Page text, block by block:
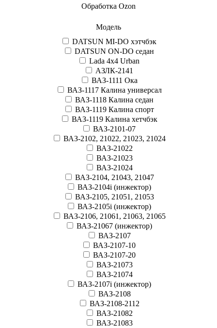
Обработка Ozon
Модель
DATSUN MI-DO хэтчбэк
DATSUN ON-DO седан
Lada 4x4 Urban
АЗЛК-2141
ВАЗ-1111 Ока
ВАЗ-1117 Калина универсал
ВАЗ-1118 Калина седан
ВАЗ-1119 Калина спорт
ВАЗ-1119 Калина хетчбэк
ВАЗ-2101-07
ВАЗ-2102, 21022, 21023, 21024
ВАЗ-21022
ВАЗ-21023
ВАЗ-21024
ВАЗ-2104, 21043, 21047
ВАЗ-2104i (инжектор)
ВАЗ-2105, 21051, 21053
ВАЗ-2105i (инжектор)
ВАЗ-2106, 21061, 21063, 21065
ВАЗ-21067 (инжектор)
ВАЗ-2107
ВАЗ-2107-10
ВАЗ-2107-20
ВАЗ-21073
ВАЗ-21074
ВАЗ-2107i (инжектор)
ВАЗ-2108
ВАЗ-2108-2112
ВАЗ-21082
ВАЗ-21083